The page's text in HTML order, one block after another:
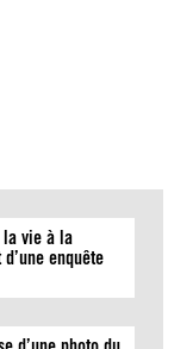
la vie à la
enquête